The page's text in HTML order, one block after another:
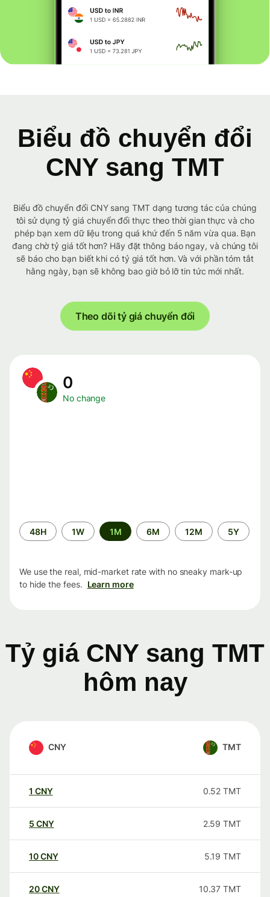
Biểu đồ chuyển đổi
CNY sang TMT
Biểu đồ chuyển đổi CNY sang TMT dạng tương tác của chúng
tôi sử dụng tỷ giá chuyển đổi thực theo thời gian thực và cho
phép bạn xem dữ liệu trong quá khứ đến 5 năm vừa qua. Bạn
đang chờ tỷ giá tốt hơn? Hãy đặt thông báo ngay, và chúng tôi
sẽ báo cho bạn biết khi có tỷ giá tốt hơn. Và với phần tóm tắt
hằng ngày, bạn sẽ không bao giờ bỏ lỡ tin tức mới nhất.
Theo dõi tỷ giá chuyển đổi
0
No change
Time
period
48H 1W 1M 6M 12M 5Y
We use the real, mid-market rate with no sneaky mark-up
to hide the fees. Learn more
Tỷ giá CNY sang TMT
hôm nay
CNY TMT
1 CNY 0.52 TMT
5 CNY 2.59 TMT
10CNY 5.19 TMT
20CNY 10.37 TMT